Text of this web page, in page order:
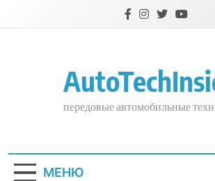
передовые автомобильные
МЕНЮ